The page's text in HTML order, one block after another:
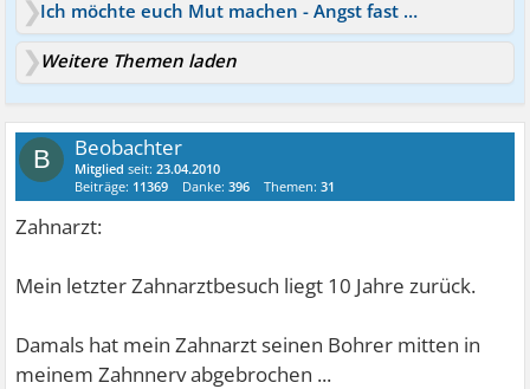
Ich möchte euch Mut machen - Angst fast besiegt
Weitere Themen laden
B Beobachter
Mitglied seit:23.04.2010
Beiträge: 11369 Danke:396 Themen:31
Zahnarzt:
Mein letzter Zahnarztbesuch liegt 10 Jahre zurück.
Damals hat mein Zahnarzt seinen Bohrer mitten in
meinem Zahnnerv abgebrochen ...